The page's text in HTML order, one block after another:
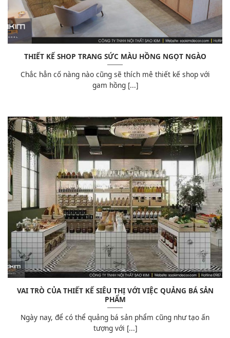
THIẾT KẾ SHOP TRANG SỨC MÀU HỒNG NGỌT NGÀO
Chắc hẳn cố nàng nào cũng sẽ thích mê thiết kế shop với
gam hồng [...]
VAI TRÒ CỦA THIẾT KẾ SIÊU THỊ VỚI VIỆC QUẢNG BÁ SẢN
PHẨM
Ngày nay, để có thể quảng bá sản phẩm cũng như tạo ấn
tượng với [...]